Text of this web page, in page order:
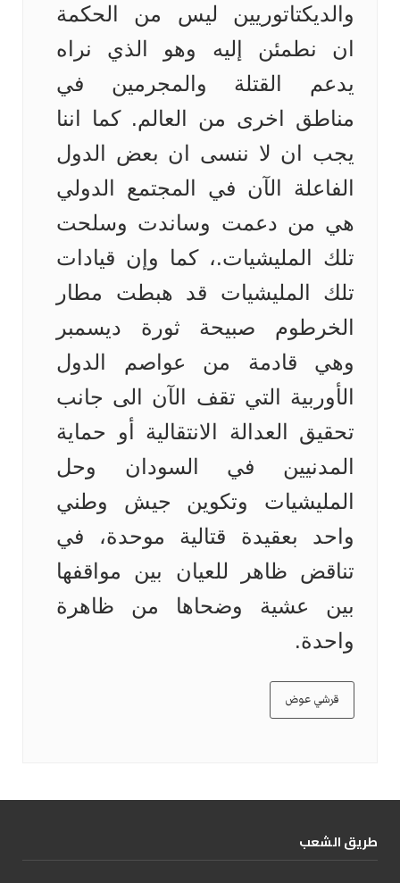
والديكتاتوريين ليس من الحكمة
ان نطمئن إليه وهو الذي نراه
يدعم القتلة والمجرمين في
مناطق اخرى من العالم. كما اننا
يجب ان لا ننسى ان بعض الدول
الفاعلة الآن في المجتمع الدولي
هي من دعمت وساندت وسلحت
تلك المليشيات.، كما وإن قيادات
تلك المليشيات قد هبطت مطار
الخرطوم صبيحة ثورة ديسمبر
وهي قادمة من عواصم الدول
الأوربية التي تقف الآن الى جانب
تحقيق العدالة الانتقالية أو حماية
المدنيين في السودان وحل
المليشيات وتكوين جيش وطني
واحد بعقيدة قتالية موحدة، في
تناقض ظاهر للعيان بين مواقفها
بين عشية وضحاها من ظاهرة
واحدة.
قرشي عوض
طریق الشعب